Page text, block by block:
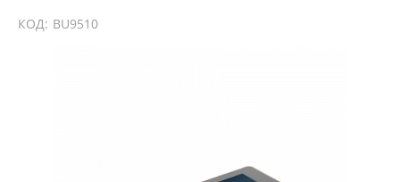
КОД: BU9510